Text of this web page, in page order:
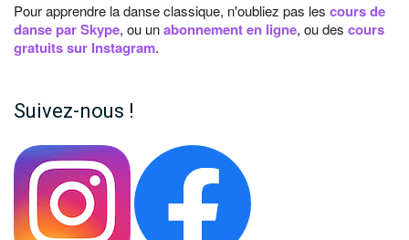
Pour apprendre la danse classique, n'oubliez pas les cours de
danse par Skype, ou unabonnement en ligne, ou des cours
gratuits sur Instagram.
Suivez-nous !